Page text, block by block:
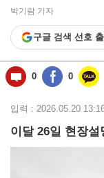
동)
박기람 기자
구글 검색 선호
0 0
입력 : 2026.05.20
이달 26일 현장